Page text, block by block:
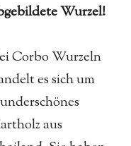
Wurzel!
Corbo Wurzeln
es sich um
aus